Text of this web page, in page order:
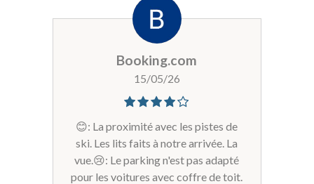
Booking.com
15/05/26
😊: La proximité avec les pistes de
ski. Les lits faits à notre arrivée. La
vue.😢: Le parking n'est pas adapté
pour les voitures avec coffre de toit.